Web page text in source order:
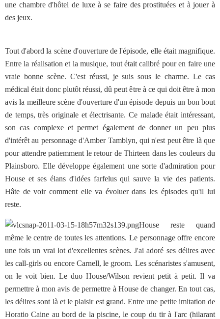
une chambre d'hôtel de luxe à se faire des prostituées et à jouer à
des jeux.
Tout d'abord la scène d'ouverture de l'épisode, elle était magnifique.
Entre la réalisation et la musique, tout était calibré pour en faire une
vraie bonne scène. C'est réussi, je suis sous le charme. Le cas
médical était donc plutôt réussi, dû peut être à ce qui doit être à mon
avis la meilleure scène d'ouverture d'un épisode depuis un bon bout
de temps, très originale et électrisante. Ce malade était intéressant,
son cas complexe et permet également de donner un peu plus
d'intérêt au personnage d'Amber Tamblyn, qui n'est peut être là que
pour attendre patiemment le retour de Thirteen dans les couleurs du
Plainsboro. Elle développe également une sorte d'admiration pour
House et ses élans d'idées farfelus qui sauve la vie des patients.
Hâte de voir comment elle va évoluer dans les épisodes qu'il lui
reste.
House reste quand
même le centre de toutes les attentions. Le personnage offre encore
une fois un vrai lot d'excellentes scènes. J'ai adoré ses délires avec
les call-girls ou encore Carnell, le groom. Les scénaristes s'amusent,
on le voit bien. Le duo House/Wilson revient petit à petit. Il va
permettre à mon avis de permettre à House de changer. En tout cas,
les délires sont là et le plaisir est grand. Entre une petite imitation de
Horatio Caine au bord de la piscine, le coup du tir à l'arc (hilarant